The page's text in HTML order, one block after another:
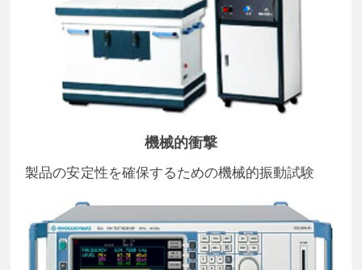
機械的衝撃
製品の安定性を確保するための機械的振動試験